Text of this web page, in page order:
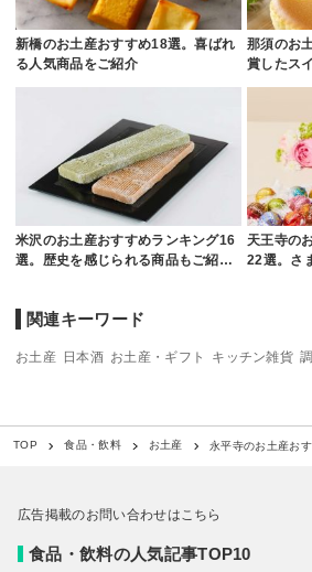
新橋のお土産おすすめ18選。喜ばれ
る人気商品をご紹介
那須のお
賞したス
米沢のお土産おすすめランキング16
選。歴史を感じられる商品もご紹…
天王寺の
22選。さ
関連キーワード
お土産 日本酒 お土産・ギフト キッチン雑貨
TOP 食品・飲料 お土産 永平寺のお土産お
広告掲載のお問い合わせはこちら
食品・飲料の人気記事TOP10